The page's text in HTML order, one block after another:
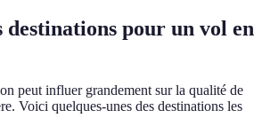
destinations pour un vol en
peut influer grandement sur la qualité de
Voici quelques-unes des destinations les